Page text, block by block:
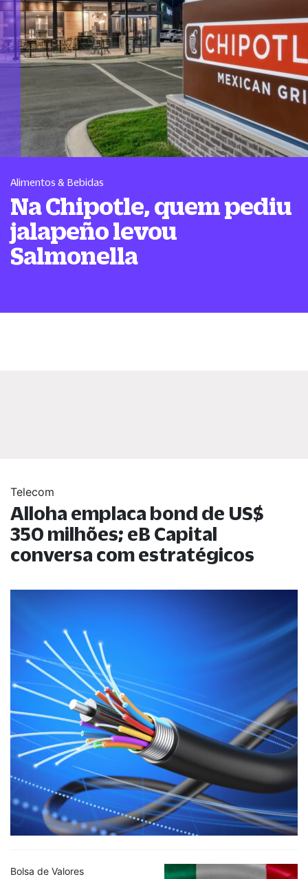
Alimentos & Bebidas
Na Chipotle, quem pediu
jalapeño levou
Salmonella
Telecom
Alloha emplaca bond de US$
350 milhões; eB Capital
conversa com estratégicos
Bolsa de Valores